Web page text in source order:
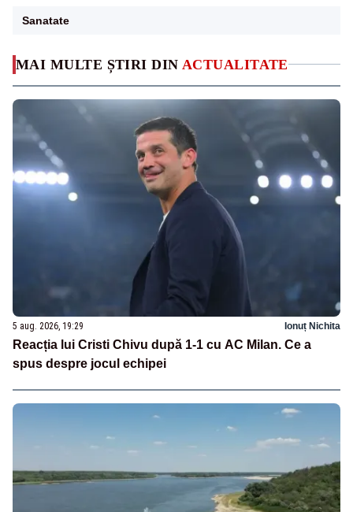
MAI MULTE ȘTIRI DIN ACTUALITATE
5 aug. 2026, 19:29 Ionuț Nichita
Reacția lui Cristi Chivu după 1-1 cu AC Milan. Ce a
spus despre jocul echipei
Sanatate